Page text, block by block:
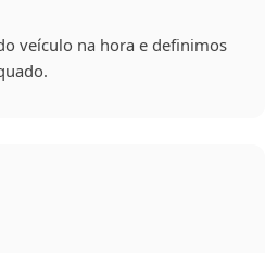
veículo na hora e definimos